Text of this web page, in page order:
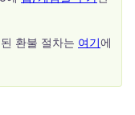
환불 절차는 여기에